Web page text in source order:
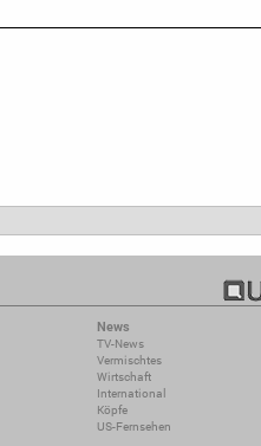
News
TV-News
Vermischtes
Wirtschaft
International
Köpfe
US-Fernsehen